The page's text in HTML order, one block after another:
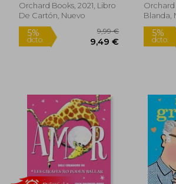
Orchard Books, 2021, Libro
De Cartón, Nuevo
Orchard
Blanda,